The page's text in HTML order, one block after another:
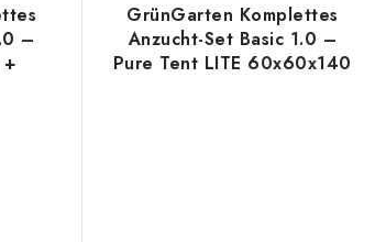
–
GrünGarten Komplettes
Anzucht-Set Basic 1.0 –
Pure Tent LITE 60x60x140